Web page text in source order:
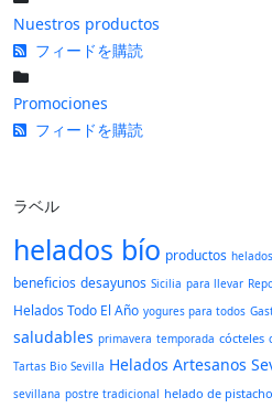
Nuestros productos
フィードを購読
Promociones
フィードを購読
ラベル
helados bío productos
beneficios desayunos Sicilia para llevar
Helados Todo El Año yogures para todos
saludables primavera temporada cócteles
Tartas Bio Sevilla Helados Artesanos
sevillana postre tradicional helado de pistacho